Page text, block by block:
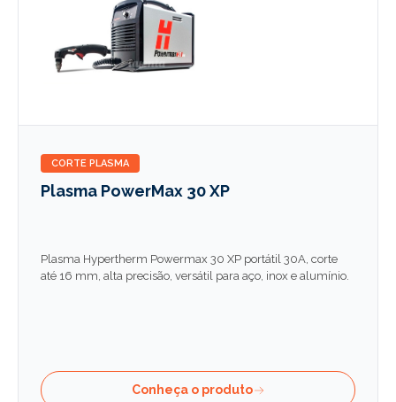
CORTE PLASMA
Plasma PowerMax 30 XP
Plasma Hypertherm Powermax 30 XP portátil 30A, corte
até 16 mm, alta precisão, versátil para aço, inox e alumínio.
Conheça o produto